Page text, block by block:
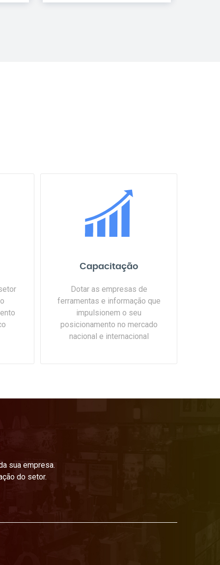
Capacitação
Dotar as empresas de
ferramentas e informação que
impulsionem o seu
posicionamento no mercado
nacional e internacional
sua empresa.
do setor.